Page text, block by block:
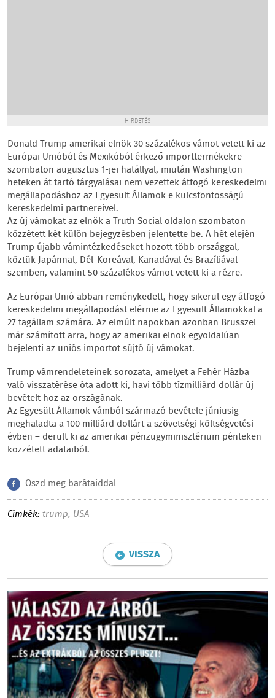
HIRDETÉS
Donald Trump amerikai elnök 30 százalékos vámot vetett ki az
Európai Unióból és Mexikóból érkező importtermékekre
szombaton augusztus 1-jei hatállyal, miután Washington
heteken át tartó tárgyalásai nem vezettek átfogó kereskedelmi
megállapodáshoz az Egyesült Államok e kulcsfontosságú
kereskedelmi partnereivel.
Az új vámokat az elnök a Truth Social oldalon szombaton
közzétett két külön bejegyzésben jelentette be. A hét elején
Trump újabb vámintézkedéseket hozott több országgal,
köztük Japánnal, Dél-Koreával, Kanadával és Brazíliával
szemben, valamint 50 százalékos vámot vetett ki a rézre.
Az Európai Unió abban reménykedett, hogy sikerül egy átfogó
kereskedelmi megállapodást elérnie az Egyesült Államokkal a
27 tagállam számára. Az elmúlt napokban azonban Brüsszel
már számított arra, hogy az amerikai elnök egyoldalúan
bejelenti az uniós importot sújtó új vámokat.
Trump vámrendeleteinek sorozata, amelyet a Fehér Házba
való visszatérése óta adott ki, havi több tízmilliárd dollár új
bevételt hoz az országának.
Az Egyesült Államok vámból származó bevétele júniusig
meghaladta a 100 milliárd dollárt a szövetségi költségvetési
évben – derült ki az amerikai pénzügyminisztérium pénteken
közzétett adataiból.
Oszd meg barátaiddal
Címkék: trump, USA
VISSZA